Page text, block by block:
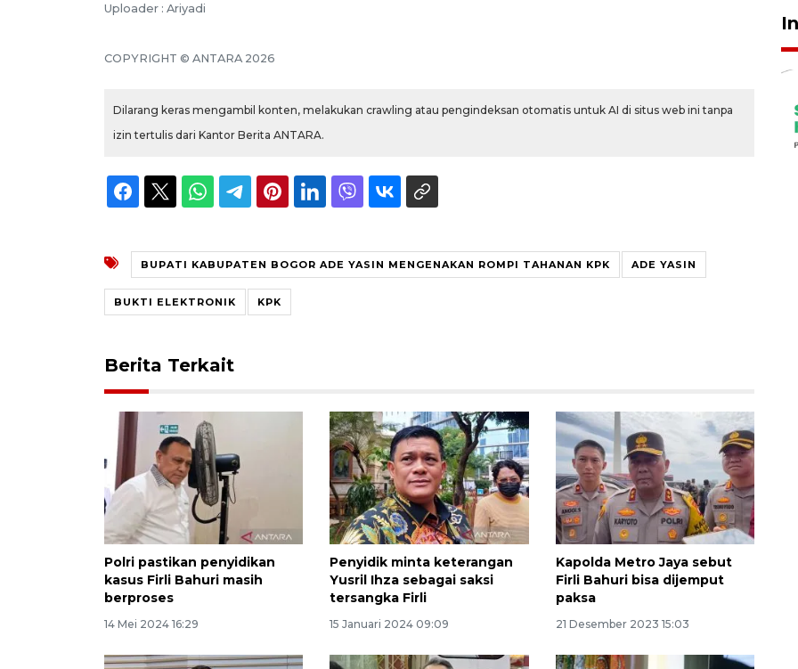
Uploader : Ariyadi
COPYRIGHT © ANTARA 2026
Dilarang keras mengambil konten, melakukan crawling atau pengindeksan otomatis untuk AI di situs web ini tanpa
izin tertulis dari Kantor Berita ANTARA.
BUPATI KABUPATEN BOGOR ADE YASIN MENGENAKAN ROMPI TAHANAN KPK ADE YASIN
BUKTI ELEKTRONIK KPK
Berita Terkait
Polri pastikan penyidikan
kasus Firli Bahuri masih
berproses
14 Mei 2024 16:29
Penyidik minta keterangan
Yusril Ihza sebagai saksi
tersangka Firli
15 Januari 2024 09:09
Kapolda Metro Jaya sebut
Firli Bahuri bisa dijemput
paksa
21 Desember 2023 15:03
Awas penipuan berbasis AI
2026-08-07 13:45:00